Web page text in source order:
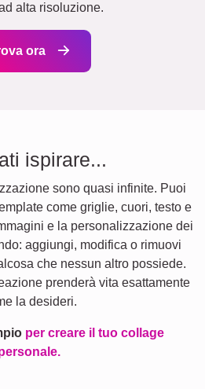
alta risoluzione.
ora
ispirare...
sono quasi infinite. Puoi
come griglie, cuori, testo e
e la personalizzazione dei
aggiungi, modifica o rimuovi
che nessun altro possiede.
prenderà vita esattamente
la desideri.
per creare il tuo collage